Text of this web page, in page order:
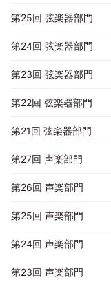
第25回 弦楽器部門
第24回 弦楽器部門
第23回 弦楽器部門
第22回 弦楽器部門
第21回 弦楽器部門
第27回 声楽部門
第26回 声楽部門
第25回 声楽部門
第24回 声楽部門
第23回 声楽部門